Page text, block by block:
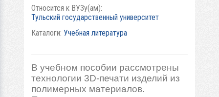
Относится к ВУЗу(ам):
Тульский государственный университет
Каталоги: Учебная литература
В учебном пособии рассмотрены
технологии 3D-печати изделий из
полимерных материалов.